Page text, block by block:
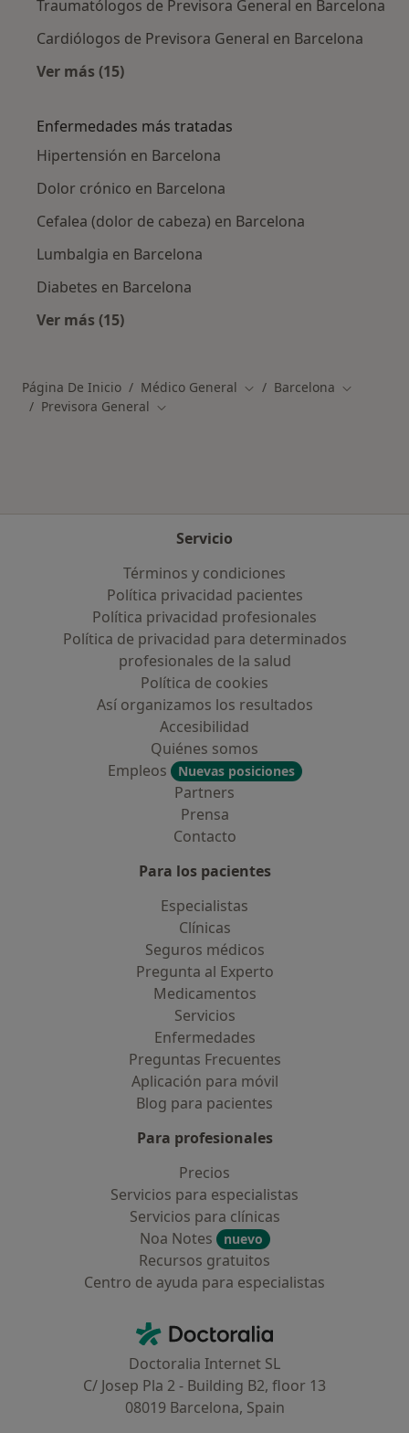
Traumatólogos de Previsora General en Barcelona
Cardiólogos de Previsora General en Barcelona
Ver más (15)
Enfermedades más tratadas
Hipertensión en Barcelona
Dolor crónico en Barcelona
Cefalea (dolor de cabeza) en Barcelona
Lumbalgia en Barcelona
Diabetes en Barcelona
Ver más (15)
Página De Inicio Médico General Cambiar de ciudad
Barcelona Cambiar
Previsora General Cambiar de ciudad
Servicio
Términos y condiciones
Política privacidad pacientes
Política privacidad profesionales
Política de privacidad para determinados
profesionales de la salud
Política de cookies
Así organizamos los resultados
Accesibilidad
Quiénes somos
Empleos
Nuevas posiciones
Partners
Prensa
Contacto
Para los pacientes
Especialistas
Clínicas
Seguros médicos
Pregunta al Experto
Medicamentos
Servicios
Enfermedades
Preguntas Frecuentes
Aplicación para móvil
Blog para pacientes
Para profesionales
Precios
Servicios para especialistas
Servicios para clínicas
Noa Notes
nuevo
Recursos gratuitos
Centro de ayuda para especialistas
Doctoralia - Página de inicio
Doctoralia Internet SL
C/ Josep Pla 2 - Building B2, floor 13
08019 Barcelona, Spain